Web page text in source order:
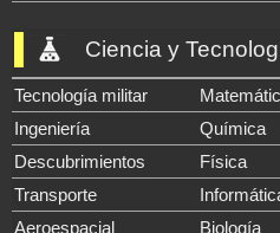
Ciencia y
Tecnología militar
Ingeniería
Química
Descubrimientos
Física
Transporte
Aeroespacial
Biología